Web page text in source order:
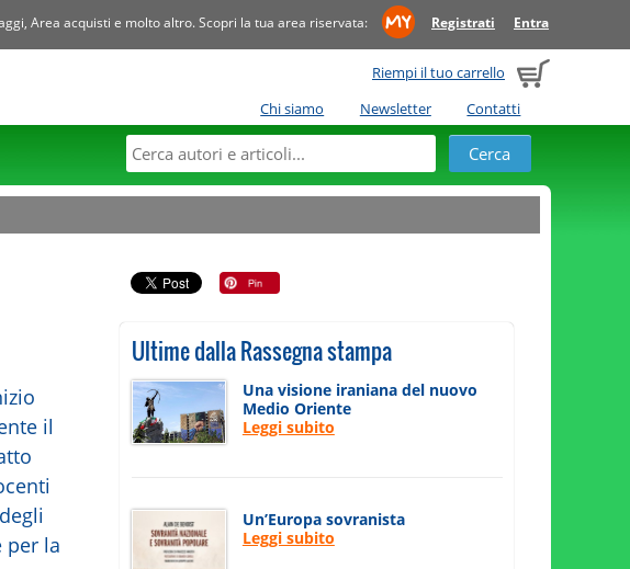
Area acquisti e molto altro. Scopri la tua area riservata: Registrati Entra
Riempi il tuo carrello
Chi siamo
Newsletter Contatti
il
per la
Ultime dalla Rassegna stampa
Una visione iraniana del nuovo
Medio Oriente
Leggi subito
Un’Europa sovranista
Leggi subito